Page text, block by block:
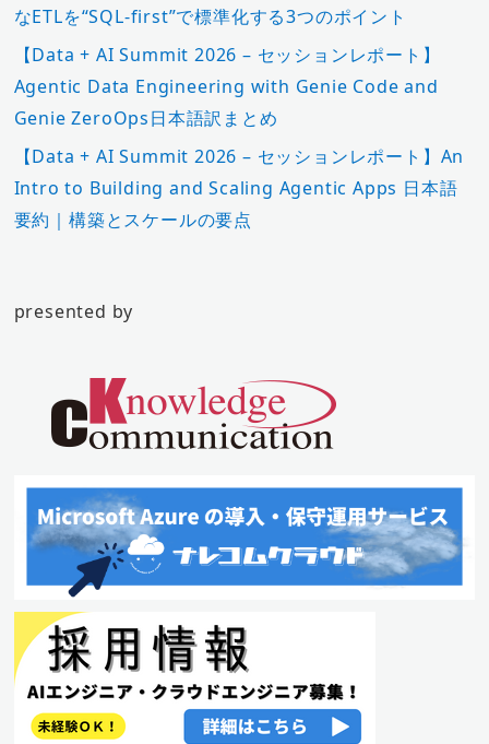
なETLを“SQL-first”で標準化する3つのポイント
【Data + AI Summit 2026 – セッションレポート】
Agentic Data Engineering with Genie Code and
Genie ZeroOps日本語訳まとめ
【Data + AI Summit 2026 – セッションレポート】An
Intro to Building and Scaling Agentic Apps 日本語
要約｜構築とスケールの要点
presented by